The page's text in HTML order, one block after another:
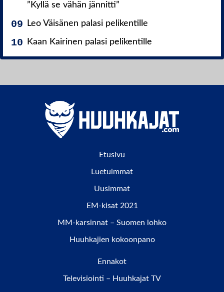
”Kyllä se vähän jännitti”
Leo Väisänen palasi pelikentille
Kaan Kairinen palasi pelikentille
Etusivu
Luetuimmat
Uusimmat
EM-kisat 2021
MM-karsinnat – Suomen lohko
Huuhkajien kokoonpano
Ennakot
Televisiointi – Huuhkajat TV